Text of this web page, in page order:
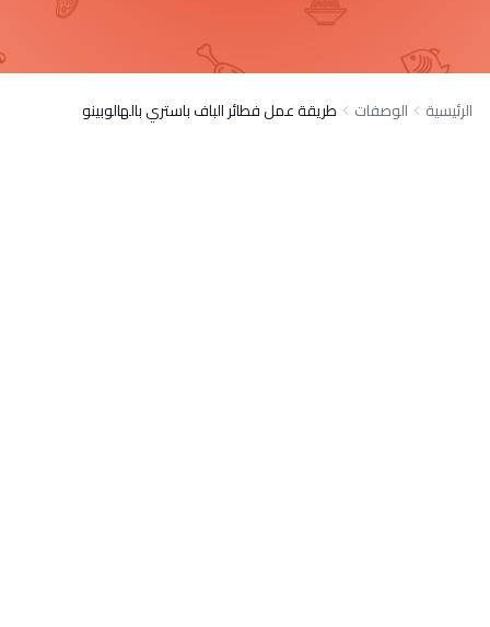
الرئيسية الوصفات طريقة عمل فطائر الباف باستري بالهالوبينو